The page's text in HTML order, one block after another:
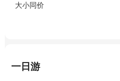
大小同价
一日游